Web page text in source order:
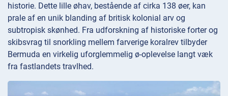
historie. Dette lille øhav, bestående af cirka 138 øer, kan
prale af en unik blanding af britisk kolonial arv og
subtropisk skønhed. Fra udforskning af historiske forter og
skibsvrag til snorkling mellem farverige koralrev tilbyder
Bermuda en virkelig uforglemmelig ø-oplevelse langt væk
fra fastlandets travlhed.